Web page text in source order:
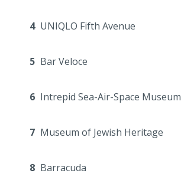
4 UNIQLO Fifth Avenue
5 Bar Veloce
6 Intrepid Sea-Air-Space Museum
7 Museum of Jewish Heritage
8 Barracuda